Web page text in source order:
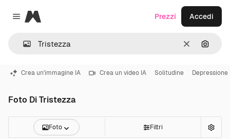
Close menu
Magnific
CancellaCerca
Prezzi Accedi
Crea un'immagine IA Crea un video IA Solitudine Depressione
Foto Di Tristezza
Foto Filtri